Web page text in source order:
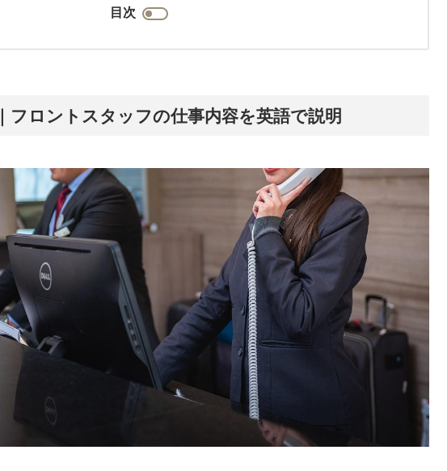
目次
ロントスタッフの仕事内容を英語で説明